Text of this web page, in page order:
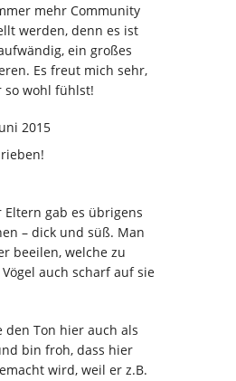
mehr Community
werden, denn es ist
ein großes
Es freut mich sehr,
so wohl fühlst!
2015
gab es übrigens
– dick und süß. Man
beeilen, welche zu
auch scharf auf sie
den Ton hier auch als
bin froh, dass hier
wird, weil er z.B.